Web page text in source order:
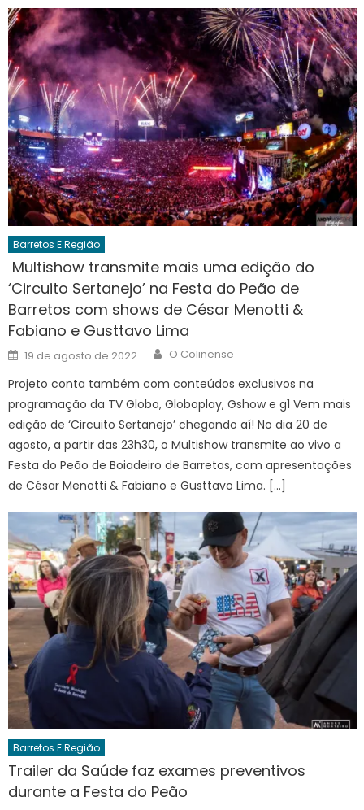
Barretos E Região
Multishow transmite mais uma edição do
‘Circuito Sertanejo’ na Festa do Peão de
Barretos com shows de César Menotti &
Fabiano e Gusttavo Lima
Posted
on
19 de agosto de 2022 Author
O Colinense
Projeto conta também com conteúdos exclusivos na
programação da TV Globo, Globoplay, Gshow e g1 Vem mais
edição de ‘Circuito Sertanejo’ chegando aí! No dia 20 de
agosto, a partir das 23h30, o Multishow transmite ao vivo a
Festa do Peão de Boiadeiro de Barretos, com apresentações
de César Menotti & Fabiano e Gusttavo Lima. […]
Barretos E Região
Trailer da Saúde faz exames preventivos
durante a Festa do Peão